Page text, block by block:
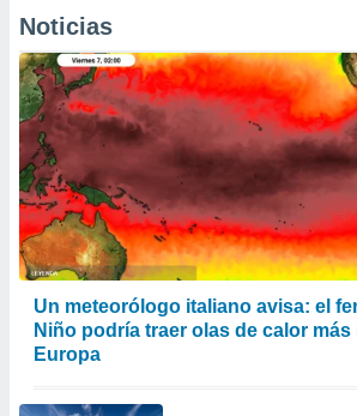
Noticias
Un meteorólogo italiano avisa: el
Niño podría traer olas de calor más
Europa